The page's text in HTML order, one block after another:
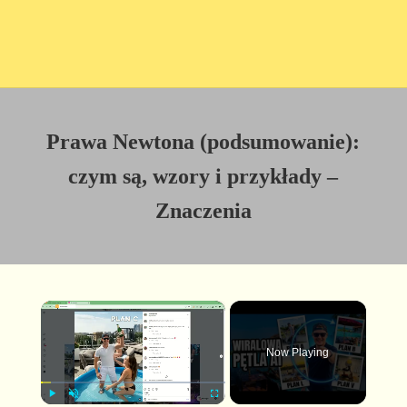
Prawa Newtona (podsumowanie):
czym są, wzory i przykłady –
Znaczenia
×
Now Playing